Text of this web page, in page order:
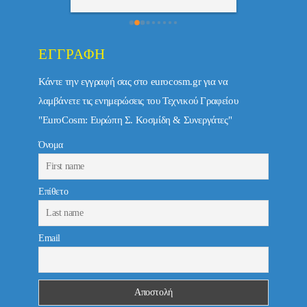
ΕΓΓΡΑΦΉ
Κάντε την εγγραφή σας στο eurocosm.gr για να
λαμβάνετε τις ενημερώσεις του Τεχνικού Γραφείου
"EuroCosm: Ευρώπη Σ. Κοσμίδη & Συνεργάτες"
Όνομα
Επίθετο
Email